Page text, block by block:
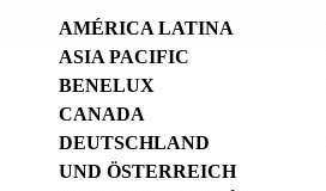
AMÉRICA LATINA
ASIA PACIFIC
BENELUX
CANADA
DEUTSCHLAND
UND ÖSTERREICH